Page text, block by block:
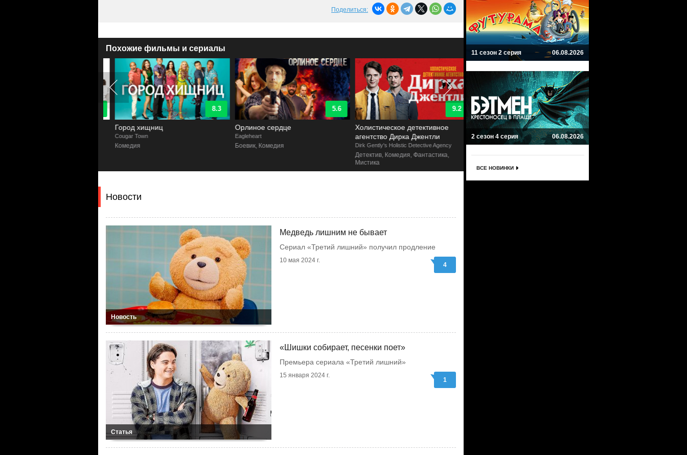
Поделиться:
Похожие фильмы и сериалы
8.3
Город хищниц
Cougar Town
Комедия
5.6
Орлиное сердце
Eagleheart
Боевик, Комедия
9.2
Холистическое детективное
агентство Дирка Джентли
Dirk Gently's Holistic Detective Agency
Детектив, Комедия, Фантастика,
Мистика
8.8
Орвилл
The Orville
Драма, Комедия, Фантастика
Человек будущего
Future Man
Фантастика, Комедия
Новости
Новость
Медведь лишним не бывает
Сериал «Третий лишний» получил продление
10 мая 2024 г.
4
Статья
«Шишки собирает, песенки поет»
Премьера сериала «Третий лишний»
15 января 2024 г.
1
11 сезон 2 серия 06.08.2026
2 сезон 4 серия 06.08.2026
ВСЕ НОВИНКИ